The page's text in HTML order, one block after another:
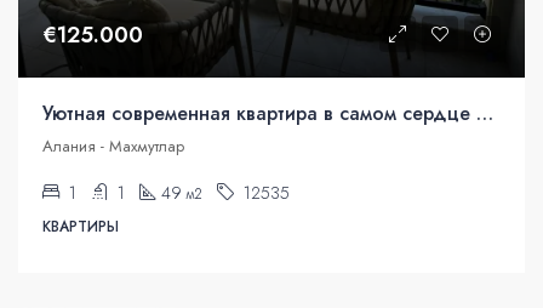
€125.000
Уютная современная квартира в самом сердце Махмутлара
Алания - Махмутлар
1 1 49 м2 12535
КВАРТИРЫ